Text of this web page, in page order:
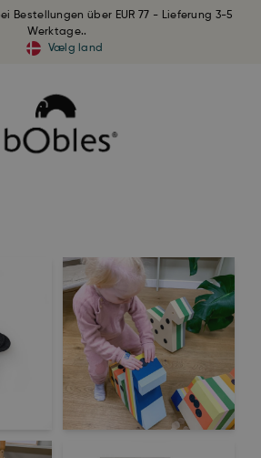
Bestellungen über EUR 77 - Lieferung 3-5
Werktage..
Vælg land